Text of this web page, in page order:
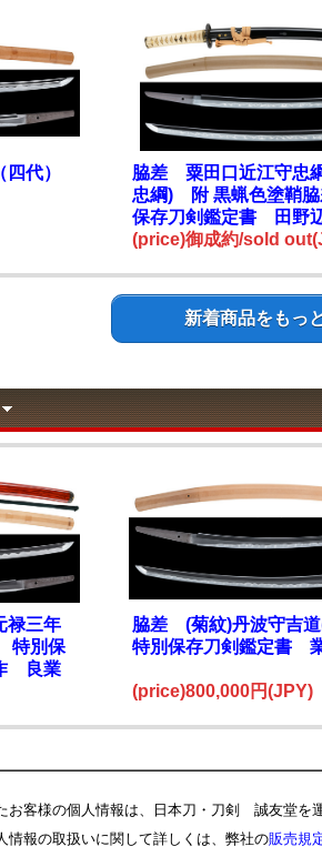
代）
脇差 粟田口近江守忠
忠綱) 附 黒蝋色塗鞘
保存刀剣鑑定書 田野
(price)御成約/sold
新着商品をもっ
三年
特別保
良業
脇差 (菊紋)丹波守吉
特別保存刀剣鑑定書
(price)800,000円(JPY)
お客様の個人情報は、日本刀・刀剣 誠友堂を
情報の取扱いに関して詳しくは、弊社の販売規